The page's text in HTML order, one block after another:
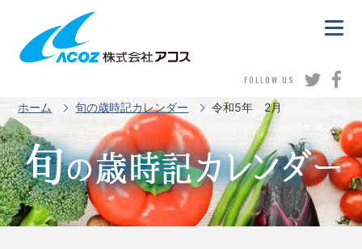
FOLLOW US
ホーム 旬の歳時記カレンダー 令和5年 2月